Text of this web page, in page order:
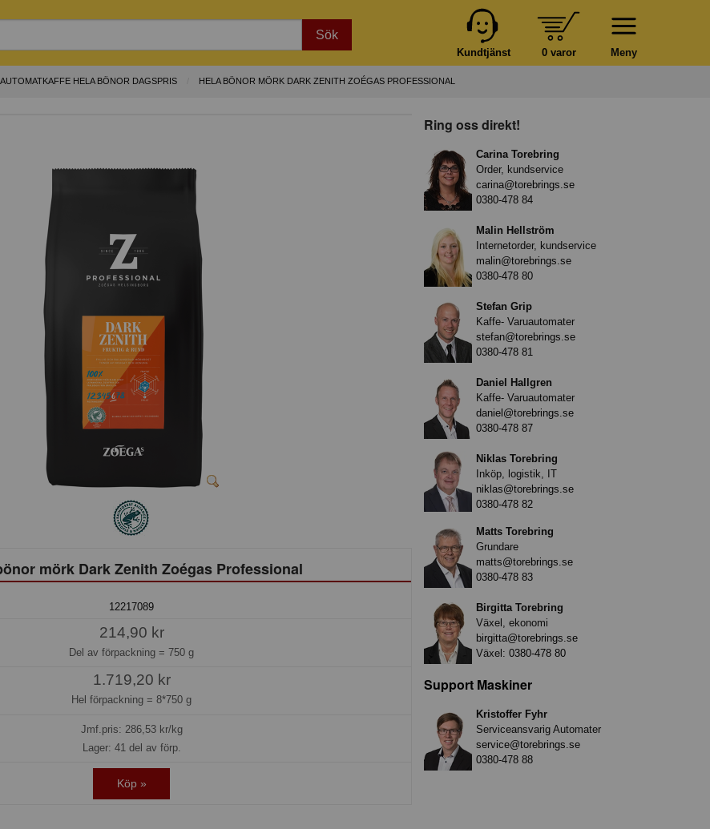
Sök
Meny
0 varor
Kundtjänst
AUTOMATKAFFE HELA BÖNOR DAGSPRIS HELA BÖNOR MÖRK DARK ZENITH ZOÉGAS PROFESSIONAL
mörk Dark Zenith Zoégas Professional
12217089
214,90 kr
Del av förpackning = 750 g
1.719,20 kr
Hel förpackning = 8*750 g
Jmf.pris: 286,53kr/kg
Lager: 41 del av förp.
Köp »
Ring oss direkt!
Carina Torebring
Order, kundservice
carina@torebrings.se
0380-478 84
Malin Hellström
Internetorder, kundservice
malin@torebrings.se
0380-478 80
Stefan Grip
Kaffe- Varuautomater
stefan@torebrings.se
0380-478 81
Daniel Hallgren
Kaffe- Varuautomater
daniel@torebrings.se
0380-478 87
Niklas Torebring
Inköp, logistik, IT
niklas@torebrings.se
0380-478 82
Matts Torebring
Grundare
matts@torebrings.se
0380-478 83
Birgitta Torebring
Växel, ekonomi
birgitta@torebrings.se
Växel: 0380-478 80
Support Maskiner
Kristoffer Fyhr
Serviceansvarig Automater
service@torebrings.se
0380-478 88